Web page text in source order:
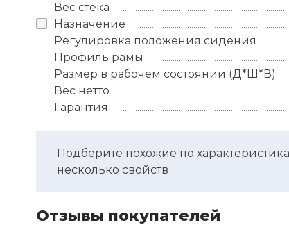
Вес стека
Назначение
Регулировка положения сидения
Профиль рамы
Размер в рабочем состоянии (Д*Ш*В)
Вес нетто
Гарантия
Подберите похожие по
несколько свойств
Отзывы покупателей